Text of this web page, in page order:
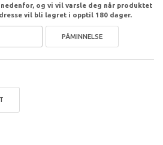
og vi vil varsle deg når produktet
vil bli lagret i opptil 180 dager.
PÅMINNELSE